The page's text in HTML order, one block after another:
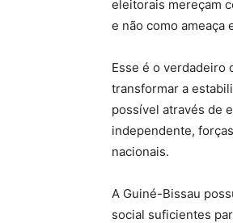
eleitorais mereçam
e não como ameaça
Esse é o verdadeiro
transformar a
possível através de
independente,
nacionais.
A Guiné-Bissau
social suficientes